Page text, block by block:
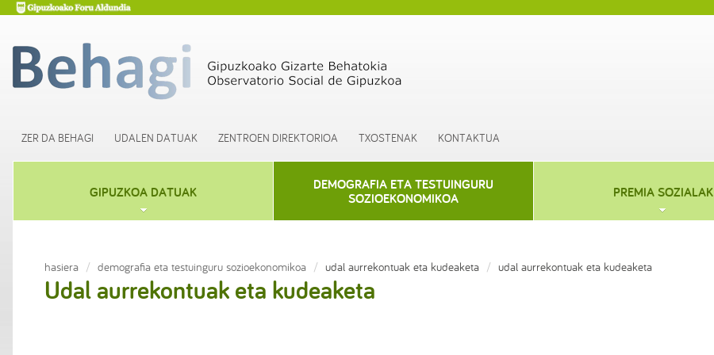
ZER DA BEHAGI UDALEN DATUAK ZENTROEN DIREKTORIOA TXOSTENAK KONTAKTUA
GIPUZKOA DATUAK
DEMOGRAFIA ETA TESTUINGURU
SOZIOEKONOMIKOA
PREMIA SOZIALAK
hasiera demografia eta testuinguru sozioekonomikoa udal aurrekontuak eta kudeaketa udal aurrekontuak eta kudeaketa
Udal aurrekontuak eta kudeaketa